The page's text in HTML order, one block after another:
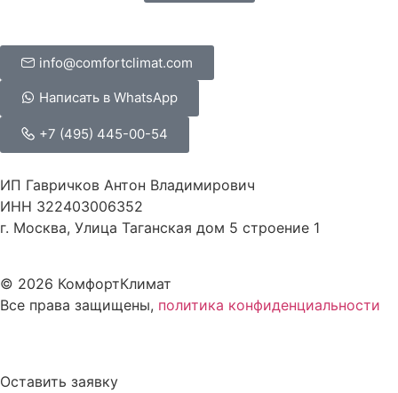
info@comfortclimat.com
Написать в WhatsApp
+7 (495) 445-00-54
ИП Гавричков Антон Владимирович
ИНН 322403006352
г. Москва, Улица Таганская дом 5 строение 1
© 2026 КомфортКлимат
Все права защищены, политика конфиденциальности
Оставить заявку